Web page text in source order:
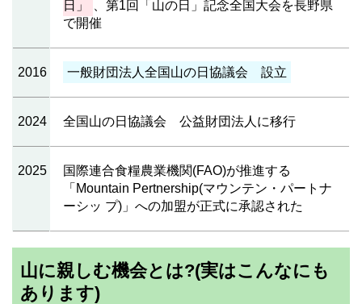
日」
、第1回「山の日」記念全国大会を長野県
で開催
2016 一般財団法人全国山の日協議会 設立
2024 全国山の日協議会 公益財団法人に移行
2025
国際連合食糧農業機関(FAO)が推進する
「Mountain Pertnership(マウンテン・パートナ
ーシッ プ)」への加盟が正式に承認された
山に親しむ機会とは?(実はこんなにも
あります)